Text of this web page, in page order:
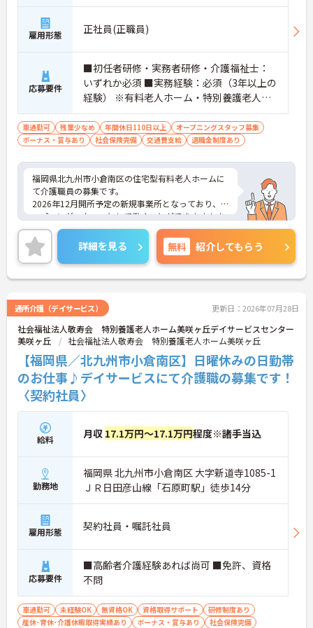
雇用形態 正社員(正職員)
応募要件
■初任者研修・実務者研修・介護福祉士：
いずれか必須 ■実務経験：必須（3年以上の
経験） ※有料老人ホーム・特別養護老人ホ
ーム・グループホームなど介護施設での経
験がある方歓迎
車通勤可 残業少なめ 年間休日110日以上
オープニングスタッフ募集
ボーナス・賞与あり
社会保険完備 交通費支給 退職金制度あり
福岡県北九州市小倉南区の住宅型有料老人ホームに
て介護職員の募集です。
2026年12月開所予定の新規事業所となっており、オ
ープニングスタッフとして働くことができます！ま
た、研修制度や資格取得支援制度があり、働きなが
らスキルアップも可能となっております♪
ご興味のある方には、面接対策ポイントなど、さら
に詳細をご案内しますのでお気軽にご相談くださ
い！
詳細を見る 無料 紹介してもらう
通所介護（デイサービス） 更新日：2026年07月28日
社会福祉法人敬寿会 特別養護老人ホーム美咲ヶ丘デイサービスセンター
美咲ヶ丘
社会福祉法人敬寿会 特別養護老人ホーム美咲ヶ丘
【福岡県／北九州市小倉南区】日曜休みの日勤帯
のお仕事♪デイサービスにて介護職の募集です！
〈契約社員〉
給料 月収 17.1万円～17.1万円程度※諸手当込
勤務地
福岡県 北九州市小倉南区 大字新道寺1085-1
ＪＲ日田彦山線「石原町駅」徒歩14分
雇用形態 契約社員・嘱託社員
応募要件
■高齢者介護経験あれば尚可 ■免許、資格
不問
車通勤可 未経験OK 無資格OK 資格取得サポート
研修制度あり
産休･育休･介護休暇取得実績あり
ボーナス・賞与あり
社会保険完備